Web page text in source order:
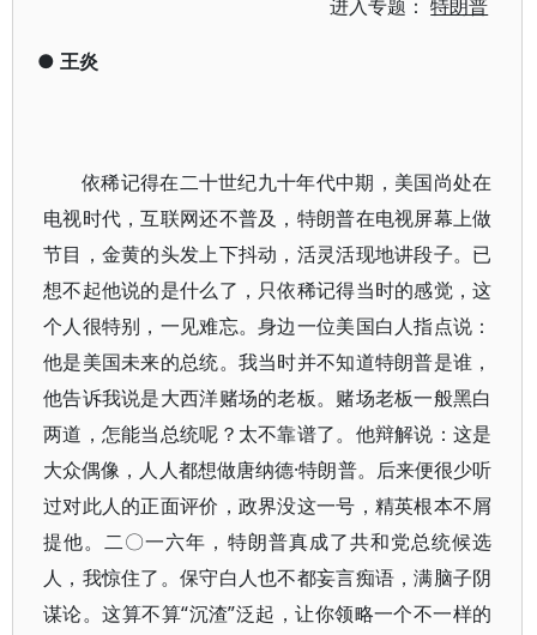
进入专题：特朗普
● 王炎
依稀记得在二十世纪九十年代中期，美国尚处在
电视时代，互联网还不普及，特朗普在电视屏幕上做
节目，金黄的头发上下抖动，活灵活现地讲段子。已
想不起他说的是什么了，只依稀记得当时的感觉，这
个人很特别，一见难忘。身边一位美国白人指点说：
他是美国未来的总统。我当时并不知道特朗普是谁，
他告诉我说是大西洋赌场的老板。赌场老板一般黑白
两道，怎能当总统呢？太不靠谱了。他辩解说：这是
大众偶像，人人都想做唐纳德·特朗普。后来便很少听
过对此人的正面评价，政界没这一号，精英根本不屑
提他。二〇一六年，特朗普真成了共和党总统候选
人，我惊住了。保守白人也不都妄言痴语，满脑子阴
谋论。这算不算“沉渣”泛起，让你领略一个不一样的